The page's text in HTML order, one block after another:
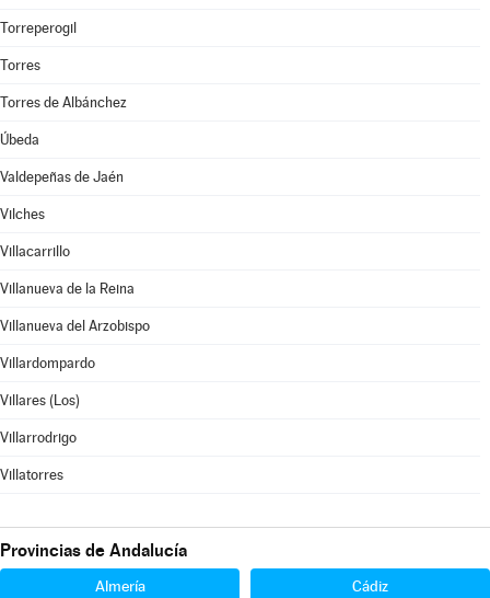
Torreperogil
Torres
Torres de Albánchez
Úbeda
Valdepeñas de Jaén
Vilches
Villacarrillo
Villanueva de la Reina
Villanueva del Arzobispo
Villardompardo
Villares (Los)
Villarrodrigo
Villatorres
Provincias de Andalucía
Almería Cádiz